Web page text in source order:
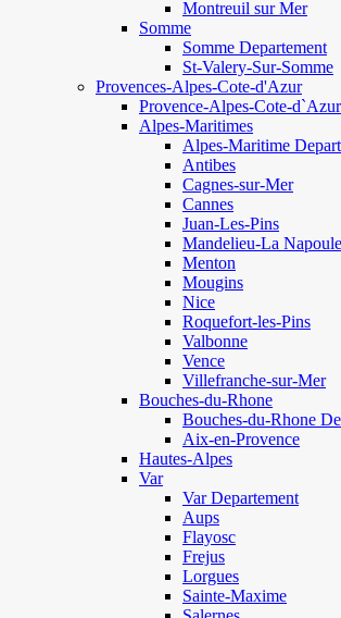
Montreuil sur Mer
Somme
Somme Departement
St-Valery-Sur-Somme
Provences-Alpes-Cote-d'Azur
Provence-Alpes-Cote-
Alpes-Maritimes
Alpes-Maritime
Antibes
Cagnes-sur-Mer
Cannes
Juan-Les-Pins
Mandelieu-La Napoule
Menton
Mougins
Nice
Roquefort-les-Pins
Valbonne
Vence
Villefranche-sur-Mer
Bouches-du-Rhone
Bouches-du-Rhone
Aix-en-Provence
Hautes-Alpes
Var
Var Departement
Aups
Flayosc
Frejus
Lorgues
Sainte-Maxime